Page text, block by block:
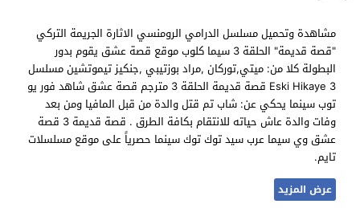
مشاهدة وتحميل مسلسل الدرامي الرومنسي الاثارة الجريمة التركي
"قصة قديمة" الحلقة 3 سيما كلوب موقع قصة عشق يقوم بدور
البطولة كلا من: ميتي,توركان ,مراد بوزتيبي ,جنكيز تيموتشين مسلسل
Eski Hikaye 3 قصة قديمة الحلقة 3 مترجم قصة عشق شاهد فور يو
توب سينما يحكي عن: شاب تم قتل والدة من قبل المافيا ومن بعد
وفات والدة عاش حياته للانتقام بكافة الطرق . قصة قديمة 3 قصة
عشق وي سيما عرب سيد توك توك سينما حصرياً على موقع مسلسلات
تايم.
عرض المزيد